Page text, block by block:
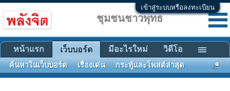
เข้าสู่ระบบหรือลงทะเบียน
ชุมชนชาวพุทธ
หน้าแรก เว็บบอร์ด
ค้นหาในเว็บบอร์ด เรื่องเด่น กระทู้และโพสต์ล่าสุด
มีอะไรใหม่ วิดีโอ